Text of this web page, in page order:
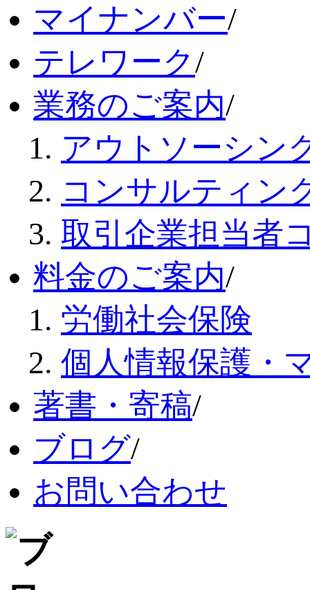
マイナンバー/
テレワーク/
業務のご案内/
アウトソーシン
コンサルティン
取引企業担当者
料金のご案内/
労働社会保険
個人情報保護・
著書・寄稿/
ブログ/
お問い合わせ